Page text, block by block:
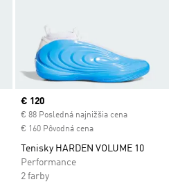
Discount
Current price
€ 120
€ 88 Posledná najnižšia cena
€ 160 Pôvodná cena
Tenisky HARDEN VOLUME 10
Performance
2 farby